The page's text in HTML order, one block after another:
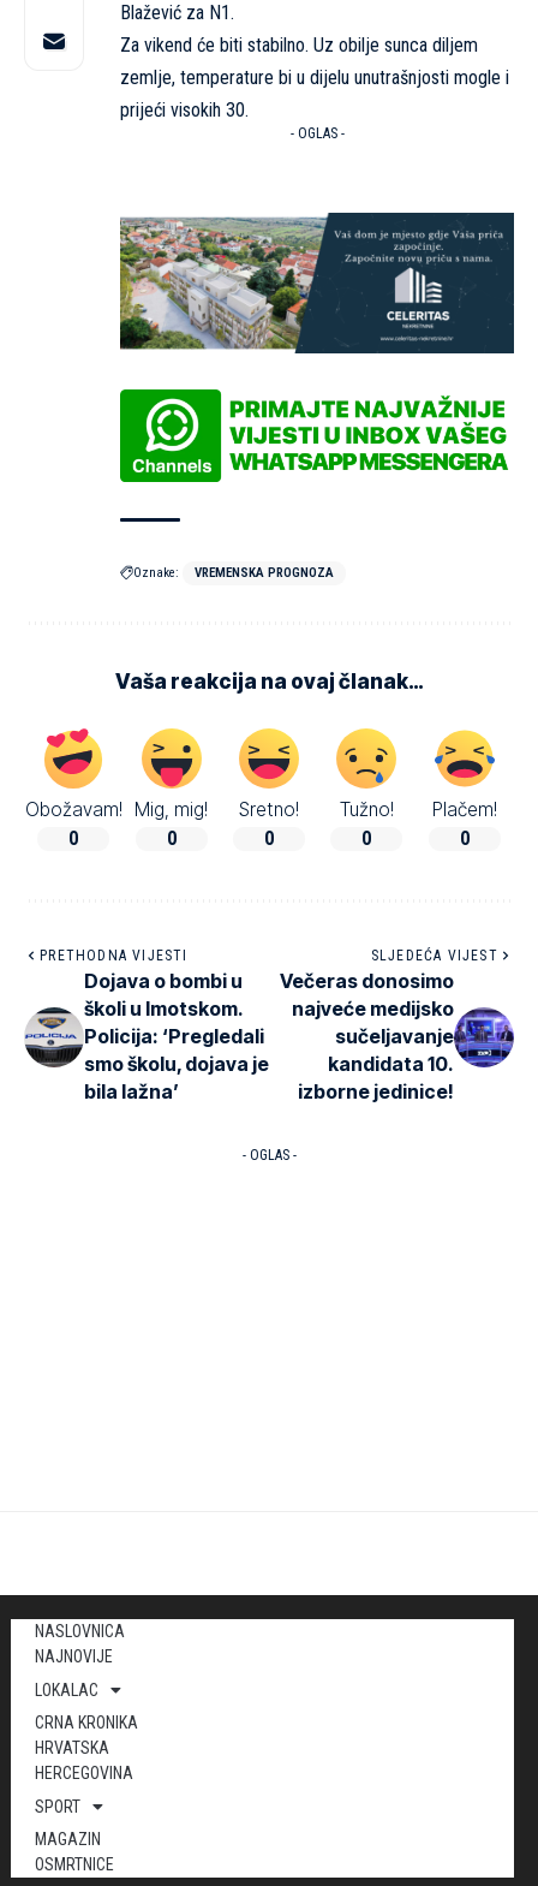
Blažević za N1.
Za vikend će biti stabilno. Uz obilje sunca diljem
zemlje, temperature bi u dijelu unutrašnjosti mogle i
prijeći visokih 30.
- OGLAS -
Oznake: VREMENSKA PROGNOZA
Vaša reakcija na ovaj članak…
Obožavam!
0
Mig, mig!
0
Sretno!
0
Tužno!
0
Plačem!
0
PRETHODNA VIJESTI
Dojava o bombi u
školi u Imotskom.
Policija: ‘Pregledali
smo školu, dojava je
bila lažna’
SLJEDEĆA VIJEST
Večeras donosimo
najveće medijsko
sučeljavanje
kandidata 10.
izborne jedinice!
- OGLAS -
NASLOVNICA
NAJNOVIJE
LOKALAC
CRNA KRONIKA
HRVATSKA
HERCEGOVINA
SPORT
MAGAZIN
OSMRTNICE